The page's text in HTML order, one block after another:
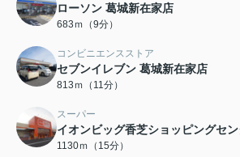
ローソン 葛城新在家店
683ｍ（9分）
コンビニエンスストア
セブンイレブン 葛城新在家店
813ｍ（11分）
スーパー
イオンビッグ香芝ショッピングセ
1130ｍ（15分）